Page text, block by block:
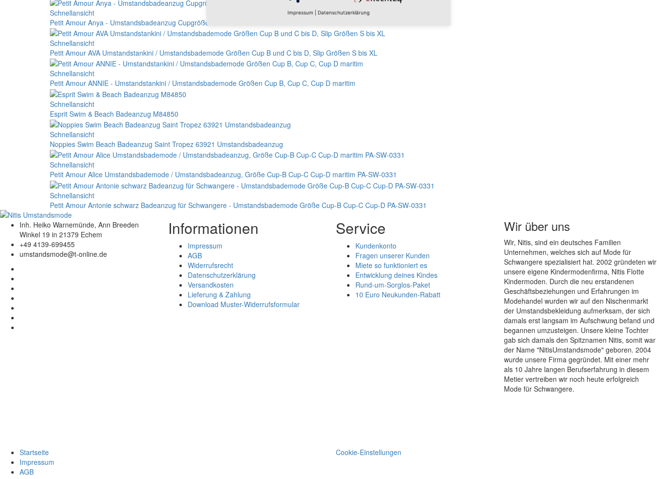
Schnellansicht
Petit Amour Anya - Umstandsbadeanzug Cupgrößen B C D Umstandsbademode blau
Schnellansicht
Petit Amour AVA Umstandstankini / Umstandsbademode Größen Cup B und C bis D, Slip Größen S bis XL
Schnellansicht
Petit Amour ANNIE - Umstandstankini / Umstandsbademode Größen Cup B, Cup C, Cup D maritim
Schnellansicht
Esprit Swim & Beach Badeanzug M84850
Schnellansicht
Noppies Swim Beach Badeanzug Saint Tropez 63921 Umstandsbadeanzug
Schnellansicht
Petit Amour Alice Umstandsbademode / Umstandsbadeanzug, Größe Cup-B Cup-C Cup-D maritim PA-SW-0331
Schnellansicht
Petit Amour Antonie schwarz Badeanzug für Schwangere - Umstandsbademode Größe Cup-B Cup-C Cup-D PA-SW-0331
Inh. Heiko Warnemünde, Ann Breeden
Winkel 19 in 21379 Echem
+49 4139-699455
umstandsmode@t-online.de
Informationen
Impressum
AGB
Widerrufsrecht
Datenschutzerklärung
Versandkosten
Lieferung & Zahlung
Download Muster-Widerrufsformular
Service
Kundenkonto
Fragen unserer Kunden
Miete so funktioniert es
Entwicklung deines Kindes
Rund-um-Sorglos-Paket
10 Euro Neukunden-Rabatt
Wir über uns
Wir, Nitis, sind ein deutsches Familien
Unternehmen, welches sich auf Mode für
Schwangere spezialisiert hat. 2002 gründeten wir
unsere eigene Kindermodenfirma, Nitis Flotte
Kindermoden. Durch die neu erstandenen
Geschäftsbeziehungen und Erfahrungen im
Modehandel wurden wir auf den Nischenmarkt
der Umstandsbekleidung aufmerksam, der sich
damals erst langsam im Aufschwung befand und
begannen umzusteigen. Unsere kleine Tochter
gab sich damals den Spitznamen Nitis, somit war
der Name "NitisUmstandsmode" geboren. 2004
wurde unsere Firma gegründet. Mit einer mehr
als 10 Jahre langen Berufserfahrung in diesem
Metier vertreiben wir noch heute erfolgreich
Mode für Schwangere.
Startseite
Impressum
AGB
Cookie-Einstellungen
Impressum | Datenschutzerklärung